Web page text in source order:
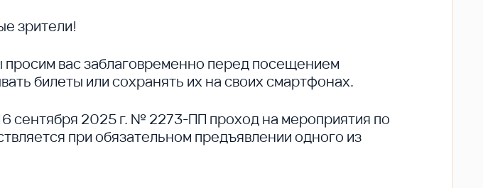
зрители!
просим вас заблаговременно перед посещением
билеты или сохранять их на своих смартфонах.
сентября 2025 г. № 2273-ПП проход на мероприятия по
при обязательном предъявлении одного из